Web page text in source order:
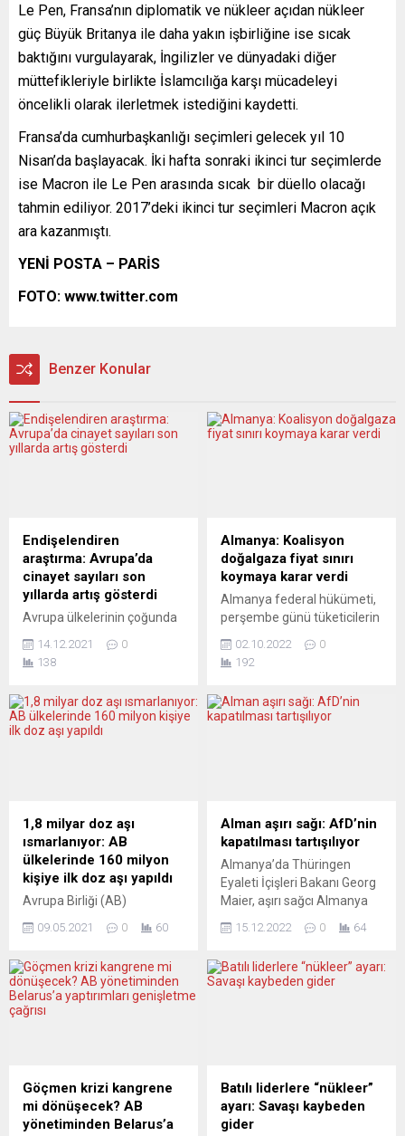
Le Pen, Fransa’nın diplomatik ve nükleer açıdan nükleer
güç Büyük Britanya ile daha yakın işbirliğine ise sıcak
baktığını vurgulayarak, İngilizler ve dünyadaki diğer
müttefikleriyle birlikte İslamcılığa karşı mücadeleyi
öncelikli olarak ilerletmek istediğini kaydetti.
Fransa’da cumhurbaşkanlığı seçimleri gelecek yıl 10
Nisan’da başlayacak. İki hafta sonraki ikinci tur seçimlerde
ise Macron ile Le Pen arasında sıcak bir düello olacağı
tahmin ediliyor. 2017’deki ikinci tur seçimleri Macron açık
ara kazanmıştı.
YENİ POSTA – PARİS
FOTO: www.twitter.com
Benzer Konular
Endişelendiren
araştırma: Avrupa’da
cinayet sayıları son
yıllarda artış gösterdi
Avrupa ülkelerinin çoğunda
yıllar düşüş kaydedildikten
sonra özellikle 2015’ten
bildirildi. Avrupa genelinde
silahlar ve silahla işlenen
adlı araştırmaya göre, 2000
yılından 2012 yılına kadar
Avrupa genelinde cinayet
oranları azaldı. Her...
14.12.2021
0
138
Almanya: Koalisyon
doğalgaza fiyat sınırı
koymaya karar verdi
Almanya federal hükümeti,
perşembe günü tüketicilerin
enerji maliyetlerini azaltmak
için doğalgaz fiyatına üst
anlaştı. Bu kapsamda, 200
milyar avro destek
türlü yollar bulunmaya
çalışılıyor. Yorumcular, alınan
tedbirleri tartışıyor.
FRANKFURTER RUNDSCHAU
(Almanya)...
02.10.2022
0
192
1,8 milyar doz aşı
ısmarlanıyor: AB
ülkelerinde 160 milyon
kişiye ilk doz aşı yapıldı
Avrupa Birliği (AB)
von der Leyen, AB
karşı aşı kullanımında iyi bir
yolda olduğunu savundu.
Von der Leyen, toplam 1
da hatırlattı. Portekiz’in
Porto kentinde düzenlenen
Sosyal Zirve toplantısı
09.05.2021 0 60
Alman aşırı sağı: AfD’nin
kapatılması tartışılıyor
Almanya’da Thüringen
Eyaleti İçişleri Bakanı Georg
Maier, aşırı sağcı Almanya
(AfD) yasaklanmasını istedi
yapılması çağrısında
bulundu. Sosyal demokrat
hazırlık yapılması gerektiği
kanaatindeyim” dedi.
Thüringen eyaletinde aşırı
15.12.2022 0 64
Göçmen krizi kangrene
mi dönüşecek? AB
yönetiminden Belarus’a
Batılı liderlere “nükleer”
ayarı: Savaşı kaybeden
gider